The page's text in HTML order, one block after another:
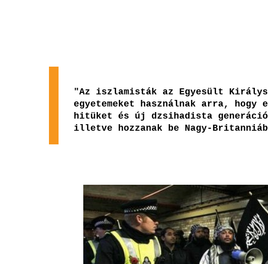
"Az iszlamisták az Egyesült
egyetemeket használnak arra,
hitüket és új dzsihadista generációt
illetve hozzanak be Nagy-